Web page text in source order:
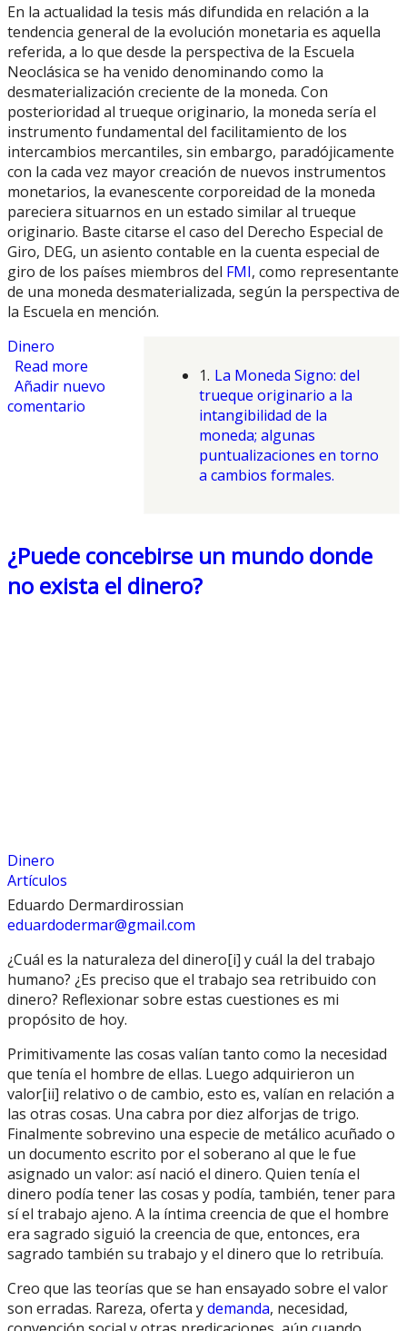
En la actualidad la tesis más difundida en relación a la
tendencia general de la evolución monetaria es aquella
referida, a lo que desde la perspectiva de la Escuela
Neoclásica se ha venido denominando como la
desmaterialización creciente de la moneda. Con
posterioridad al trueque originario, la moneda sería el
instrumento fundamental del facilitamiento de los
intercambios mercantiles, sin embargo, paradójicamente
con la cada vez mayor creación de nuevos instrumentos
monetarios, la evanescente corporeidad de la moneda
pareciera situarnos en un estado similar al trueque
originario. Baste citarse el caso del Derecho Especial de
Giro, DEG, un asiento contable en la cuenta especial de
giro de los países miembros del FMI, como representante
de una moneda desmaterializada, según la perspectiva de
la Escuela en mención.
1. La Moneda Signo: del
trueque originario a la
intangibilidad de la
moneda; algunas
puntualizaciones en torno
a cambios formales.
Dinero
Read more about Signo Monetario
Añadir nuevo
comentario
¿Puede concebirse un mundo donde
no exista el dinero?
Dinero
Artículos
Eduardo Dermardirossian
eduardodermar@gmail.com
¿Cuál es la naturaleza del dinero[i] y cuál la del trabajo
humano? ¿Es preciso que el trabajo sea retribuido con
dinero? Reflexionar sobre estas cuestiones es mi
propósito de hoy.
Primitivamente las cosas valían tanto como la necesidad
que tenía el hombre de ellas. Luego adquirieron un
valor[ii] relativo o de cambio, esto es, valían en relación a
las otras cosas. Una cabra por diez alforjas de trigo.
Finalmente sobrevino una especie de metálico acuñado o
un documento escrito por el soberano al que le fue
asignado un valor: así nació el dinero. Quien tenía el
dinero podía tener las cosas y podía, también, tener para
sí el trabajo ajeno. A la íntima creencia de que el hombre
era sagrado siguió la creencia de que, entonces, era
sagrado también su trabajo y el dinero que lo retribuía.
Creo que las teorías que se han ensayado sobre el valor
son erradas. Rareza, oferta ydemanda, necesidad,